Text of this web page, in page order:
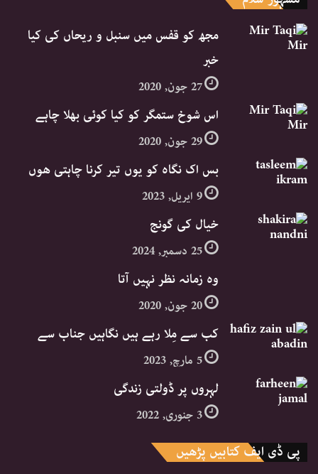
مجھ کو قفس میں سنبل و ریحاں کی کیا
خبر
27 جون, 2020
اس شوخ ستمگر کو کیا کوئی بھلا چاہے
29 جون, 2020
بس اک نگاہ کو یوں تیر کرنا چاہتی ھوں
9 اپریل, 2023
خیال کی گونج
25 دسمبر, 2024
وہ زمانہ نظر نہیں آتا
20 جون, 2020
کب سے مِلا رہے ہیں نگاہیں جناب سے
5 مارچ, 2023
لہروں پر ڈولتی زندگی
3 جنوری, 2022
پی ڈی ایف کتابیں پڑھیں